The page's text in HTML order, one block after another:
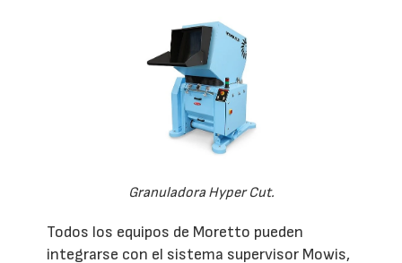
Granuladora Hyper Cut.
Todos los equipos de Moretto pueden
integrarse con el sistema supervisor Mowis,